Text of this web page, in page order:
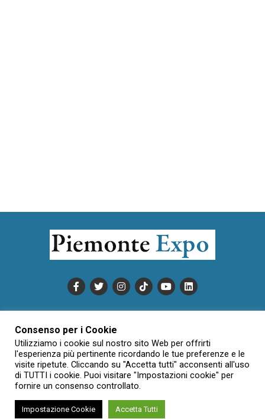
INFORMATIVA SULLA PRIVACY
CONDIZIONI DI UTILIZZO
DATI SOCIETARI
NOVAJO
CREDITS
CONTATTTI
Creative Commons Attribuzione - Non commerciale - Non opere
Consenso per i Cookie
Utilizziamo i cookie sul nostro sito Web per offrirti
l'esperienza più pertinente ricordando le tue preferenze e le
visite ripetute. Cliccando su "Accetta tutti" acconsenti all'uso
di TUTTI i cookie. Puoi visitare "Impostazioni cookie" per
fornire un consenso controllato.
Impostazione Cookie Accetta Tutti